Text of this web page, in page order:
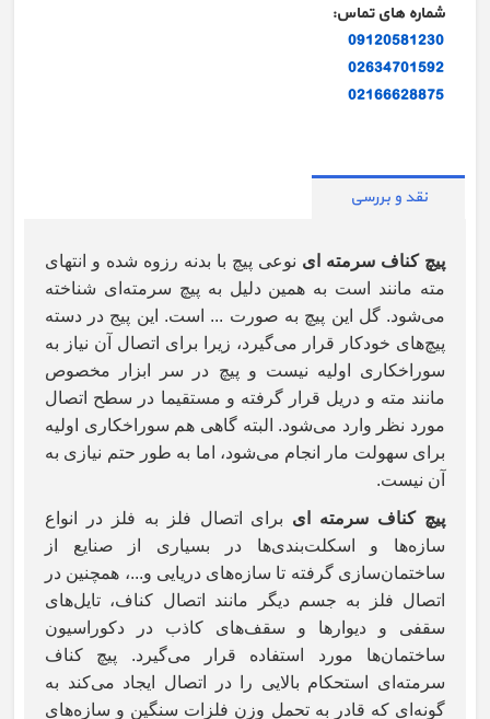
شماره های تماس:
09120581230
02634701592
02166628875
نقد و بررسی
پیچ کناف سرمته‌ ای نوعی پیچ با بدنه رزوه شده و انتهای
مته مانند است به همین دلیل به پیچ سرمته‌ای شناخته
می‌شود. گل این پیچ به صورت ... است. این پیج در دسته
پیچ‌های خودکار قرار می‌گیرد، زیرا برای اتصال آن نیاز به
سوراخکاری اولیه نیست و پیچ در سر ابزار مخصوص
مانند مته و دریل قرار گرفته و مستقیما در سطح اتصال
مورد نظر وارد می‌شود. البته گاهی هم سوراخکاری اولیه
برای سهولت مار انجام می‌شود، اما به طور حتم نیازی به
آن نیست.
پیچ کناف سرمته‌ ای برای اتصال فلز به فلز در انواع
سازه‌ها و اسکلت‌بندی‌‌ها در بسیاری از صنایع از
ساختمان‌سازی گرفته تا سازه‌های دریایی و...، همچنین در
اتصال فلز به جسم دیگر مانند اتصال کناف‌، تایل‌های
سقفی و دیوارها و سقف‌های کاذب در دکوراسیون
ساختمان‌ها مورد استفاده قرار می‌گیرد. پیچ کناف
سرمته‌ای استحکام بالایی را در اتصال ایجاد می‌کند به
گونه‌ای که قادر به تحمل وزن فلزات سنگین و سازه‌های